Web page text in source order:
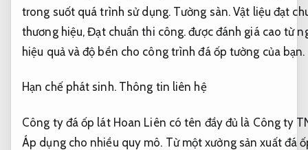
trong suốt quá trình sử dụng. Tường sàn. Vật liệu đạt
thương hiệu,Đạt chuẩn thi công. được đánh giá cao từ
hiệu quả và độ bền cho công trình đá ốp tường của bạn.
Hạn chế phát sinh.Thông tin liên hệ
Công ty đá ốp lát Hoan Liên có tên đầy đủ là Công ty
Áp dụng cho nhiều quy mô. Từ một xưởng sản xuất đá